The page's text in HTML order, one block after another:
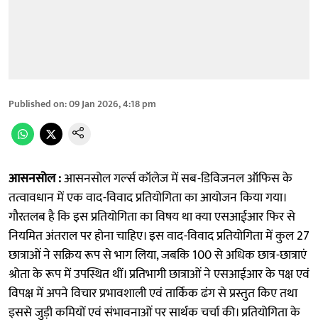
Published on:09 Jan 2026, 4:18 pm
आसनसोल :आसनसोल गर्ल्स कॉलेज में सब-डिविजनल ऑफिस के
तत्वावधान में एक वाद-विवाद प्रतियोगिता का आयोजन किया गया।
गौरतलब है कि इस प्रतियोगिता का विषय था क्या एसआईआर फिर से
नियमित अंतराल पर होना चाहिए। इस वाद-विवाद प्रतियोगिता में कुल 27
छात्राओं ने सक्रिय रूप से भाग लिया, जबकि 100 से अधिक छात्र-छात्राएं
श्रोता के रूप में उपस्थित थीं। प्रतिभागी छात्राओं ने एसआईआर के पक्ष एवं
विपक्ष में अपने विचार प्रभावशाली एवं तार्किक ढंग से प्रस्तुत किए तथा
इससे जुड़ी कमियों एवं संभावनाओं पर सार्थक चर्चा की। प्रतियोगिता के